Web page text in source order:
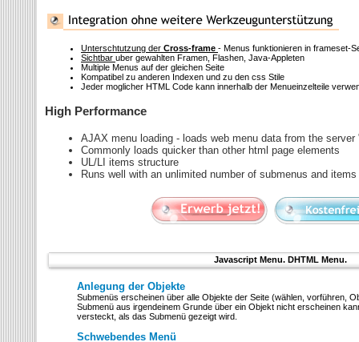
Unterschtutzung der Cross-frame - Menus funktionieren in frameset-
Sichtbar uber gewahlten Framen, Flashen, Java-Appleten
Multiple Menus auf der gleichen Seite
Kompatibel zu anderen Indexen und zu den css Stile
Jeder moglicher HTML Code kann innerhalb der Menueinzelteile
High Performance
AJAX menu loading - loads web menu data from the server
Commonly loads quicker than other html page elements
UL/LI items structure
Runs well with an unlimited number of submenus and items
Javascript Menu. DHTML Menu.
Anlegung der Objekte
Submenüs erscheinen über alle Objekte der Seite (wählen, vorführen,
Submenü aus irgendeinem Grunde über ein Objekt nicht erscheinen
versteckt, als das Submenü gezeigt wird.
Schwebendes Menü